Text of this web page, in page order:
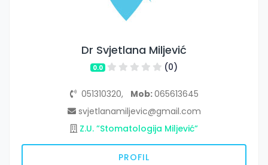
Dr Svjetlana Miljević
0.0 (0)
051310320, Mob:065613645
svjetlanamiljevic@gmail.com
Z.U. ”Stomatologija Miljević”
PROFIL